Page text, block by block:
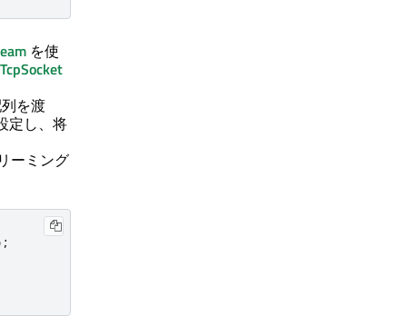
を使
を渡
定し、将
ーミング